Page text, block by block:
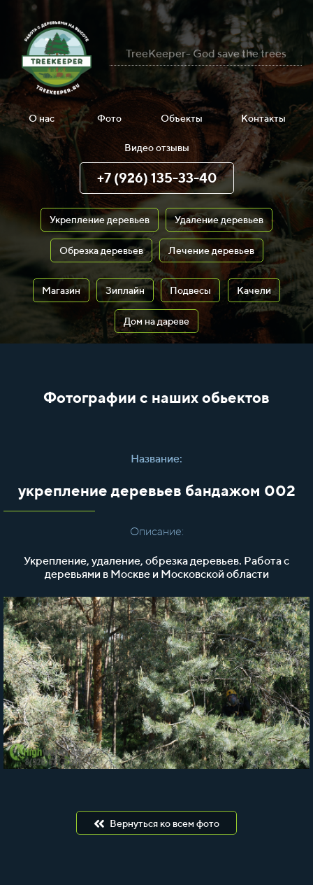
TreeKeeper- God save the trees
О нас Фото Объекты Контакты
Видео отзывы
+7 (926) 135-33-40
Укрепление деревьев Удаление деревьев
Обрезка деревьев Лечение деревьев
Магазин Зиплайн Подвесы Качели
Дом на дареве
Фотографии с наших обьектов
Название:
укрепление деревьев бандажом 002
Описание:
Укрепление, удаление, обрезка деревьев. Работа с
деревьями в Москве и Московской области
Вернуться ко всем фото